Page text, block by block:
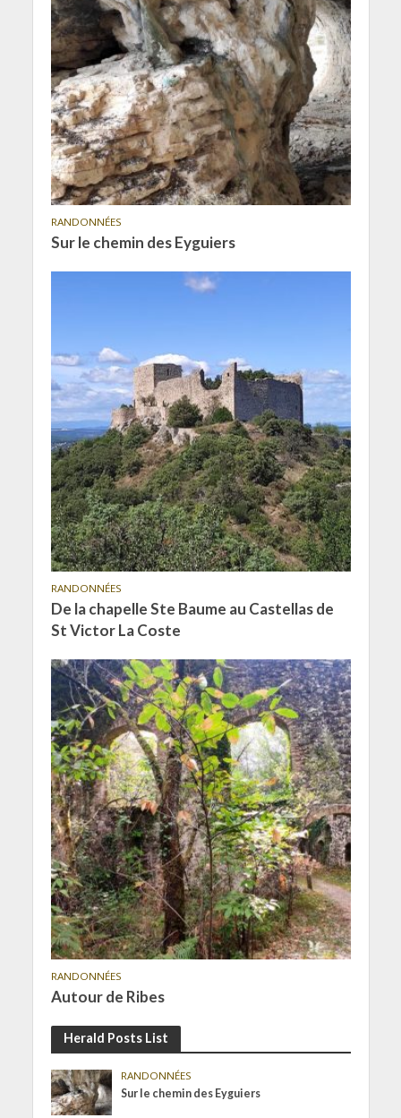
RANDONNÉES
Sur le chemin des Eyguiers
RANDONNÉES
De la chapelle Ste Baume au Castellas de
St Victor La Coste
RANDONNÉES
Autour de Ribes
Herald Posts List
RANDONNÉES
Sur le chemin des Eyguiers